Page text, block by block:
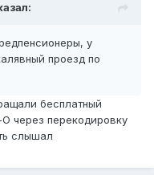
у
проезд по
бесплатный
через перекодировку
слышал